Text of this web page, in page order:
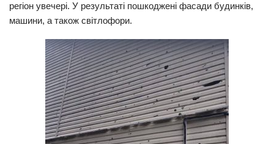
Кримінал
Курйози
Суспільство
Культура
Шоу-біз
регіон увечері. У результаті пошкоджені фасади будинків,
машини, а також світлофори.